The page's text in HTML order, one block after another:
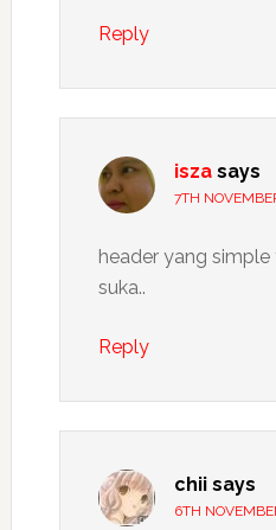
Reply
isza says
7TH
header yang simple
suka..
Reply
chii says
6TH